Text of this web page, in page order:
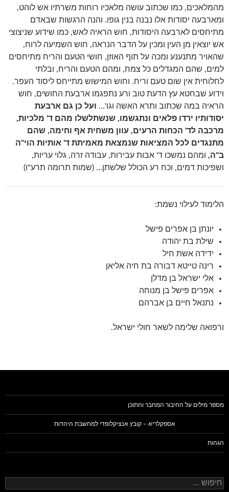
מהמלאכים, כמו שכתוב עושה מלאכיו רוחות משרתיו אש לוהט,
ומארבעה יסודות אלו נבנה בנין גופו. והנה הרגשות שבאדם
מתיחסים לארבעה היסודות, חוש הראיה לאש, כמו שידוע שניצוצי
אש יוצאין מן העין ומכין על הדבר הנראה, חוש השמיעה לרוח,
שהאויר מתנענע ומכה על תוף האוזן, חושי הטעם והריח מתיחסים
למים, שהם המגדלים כל צמח, ומהם הטעם והריח, ובלתי
לחלוחית אין שום טעם וריח. וחוש המישוש מתייחס ליסוד העפר.
וידוע שבחטא עץ הדעת טוב ורע נתפגמו ארבעת החושים, חוש
הראיה במה שכתוב ותרא האשה וגו'… ועל כן גם ארבעת
יסודותיו ירדו פלאים ונתגשמו, שנשתלשלו מהם ד' מלכיות,
מרכבה לד' הכחות הרעים, עוון משחית אף וחימה, שהם
מתנגדים לכל המציאות שנמצאת מאמיתת ד' אותיות הוי"ה
ב"ה, ומהם נמשכו ד' אבות עבירות, עבודה זרה, גלוי עריות,
ושפיכות דמים, וכח רע הכולל שלשתן… (שמות תרומה תרע"ו)
הלימוד לעילוי נשמת:
יונתן בן אפרים פישל
שילת בת יהודה
ידידה אשת חיל
רינה טייטא דבורה בת חיה אליאן
אלי ישראל בן מדלן
אפרים פישל בן מנוחה
נתנאל חיים בן אברהם
ורפואה שלימה לשאר חולי ישראל.
מספר מילים על החיבור המחבר והתוכן
אספקלריא – קובץ אנציקלופדי למחשבת היהדות
הגהות
חיפוש: